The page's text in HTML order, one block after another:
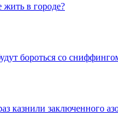
жить в городе?
бороться со
казнили заключенного